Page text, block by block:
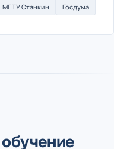
МГТУ Станкин Госдума